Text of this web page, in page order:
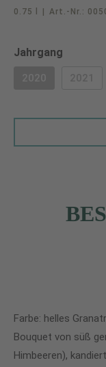
0.75 l Art.-Nr.:
Jahrgang
Farbe: helles
Bouquet von süß
Himbeeren),